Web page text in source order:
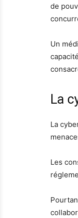
de
Un
La
La
Les